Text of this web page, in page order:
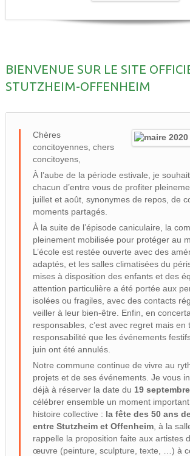
BIENVENUE SUR LE SITE
STUTZHEIM-OFFENHEIM
Chères
concitoyennes, chers
concitoyens,
À l’aube de la période estivale, je
chacun d’entre vous de profiter
juillet et août, synonymes de repos, de
moments partagés.
À la suite de l’épisode caniculaire, la
pleinement mobilisée pour protéger au
L’école est restée ouverte avec des
adaptés, et les salles climatisées du
mises à disposition des enfants et des
attention particulière a été portée aux
isolées ou fragiles, avec des contacts
veiller à leur bien-être. Enfin, en
responsables, c’est avec regret mais en
responsabilité que les événements
juin ont été annulés.
Notre commune continue de vivre au
projets et de ses événements. Je vous
déjà à réserver la date du 19
célébrer ensemble un moment
histoire collective : la fête des 50 ans
entre Stutzheim et Offenheim, à la
rappelle la proposition faite aux artistes
œuvre (peinture, sculpture, texte, …) à